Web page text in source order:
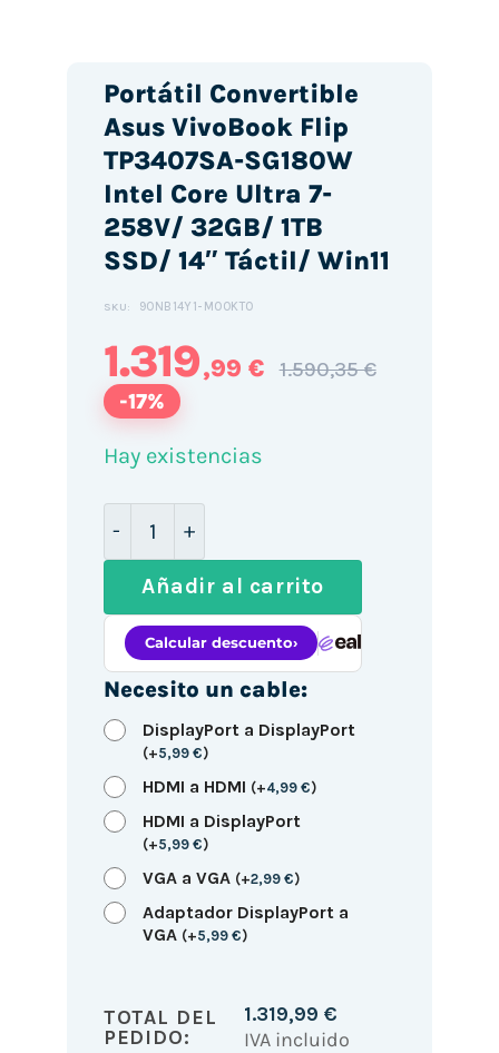
Portátil Convertible
Asus VivoBook Flip
TP3407SA-SG180W
Intel Core Ultra 7-
258V/ 32GB/ 1TB
SSD/ 14″ Táctil/ Win11
SKU: 90NB14Y1-M00KT0
1.319,99 € 1.590,35 €
-17%
Hay existencias
Añadir al carrito
Necesito un cable:
DisplayPort a DisplayPort
(+5,99 €)
HDMI a HDMI (+4,99 €)
HDMI a DisplayPort
(+5,99 €)
VGA a VGA (+2,99 €)
Adaptador DisplayPort a
VGA (+5,99 €)
TOTAL DEL
PEDIDO:
1.319,99 €
IVA incluido